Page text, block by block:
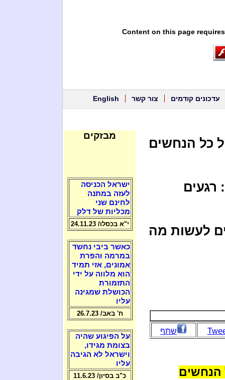
Content on this page
עדכונים קודמים צור קשר English
כל הנחשים
רגעים
לעשות מה
שתף
הנחשים
מבזקים
ישראל הכניסה
לעזה במתנה
לחינם שני
מכליות של דלק
י"א בכסלו/ 24.11.23
כאשר ביבי נחשד
במרמה והפרת
אמונים, אזי תמיד
הוא מלווה על ידי
התזמורת
הכושלת שמגינה
עליו
ח' באב/ 26.7.23
על הפיגוע שהיה
בצומת מגידו,
וישראל לא הגיבה
עליו
כ"ב בסיון/ 11.6.23